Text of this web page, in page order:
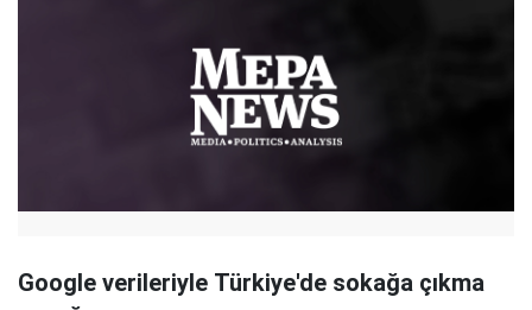
Google verileriyle Türkiye'de sokağa çıkma